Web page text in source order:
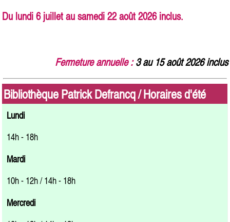
Du lundi 6 juillet au samedi 22 août 2026 inclus.
Fermeture annuelle :3 au 15 août 2026 inclus
Bibliothèque Patrick Defrancq / Horaires d'été
Lundi
14h - 18h
Mardi
10h - 12h / 14h - 18h
Mercredi